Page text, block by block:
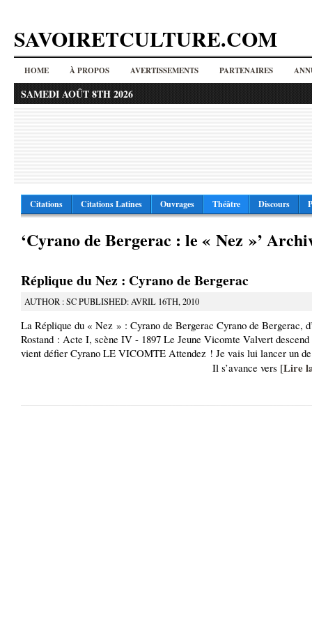
SAVOIRETCULTURE.COM
HOME À PROPOS AVERTISSEMENTS PARTENAIRES
SAMEDI AOÛT 8TH 2026
Citations Citations Latines Ouvrages Théâtre Discours
‘Cyrano de Bergerac : le « Nez »’
Réplique du Nez : Cyrano de Bergerac
AUTHOR : SC PUBLISHED: AVRIL 16TH, 2010
La Réplique du « Nez » : Cyrano de Bergerac Cyrano de Bergerac,
Rostand : Acte I, scène IV - 1897 Le Jeune Vicomte Valvert
vient défier Cyrano LE VICOMTE Attendez ! Je vais lui lancer un
Il s’avance vers [Lire